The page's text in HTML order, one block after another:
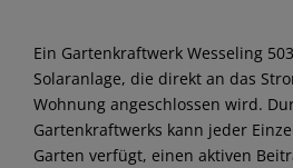
Ein Gartenkraftwerk Wesseling
Solaranlage, die direkt an das
Wohnung angeschlossen wird.
Gartenkraftwerks kann jeder
Garten verfügt, einen aktiven